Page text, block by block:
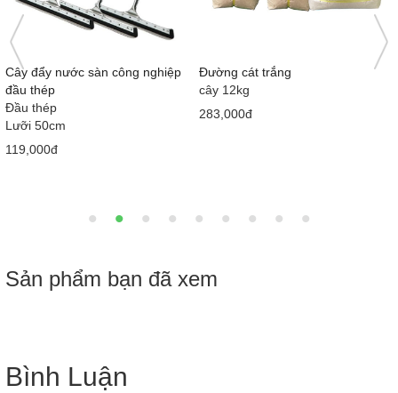
Cây đẩy nước sàn công nghiệp
đầu thép
Đầu thép
Lưỡi 50cm
119,000đ
Đường cát trắng
cây 12kg
283,000đ
Sản phẩm bạn đã xem
Bình Luận